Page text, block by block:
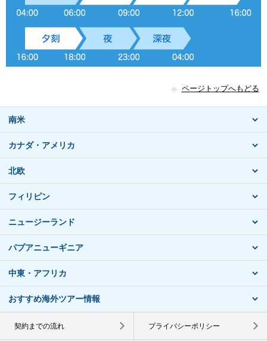
ページトップへもどる
南米
カナダ・アメリカ
北欧
フィリピン
ニュージーランド
パプアニューギニア
中東・アフリカ
おすすめ海外ツアー情報
契約までの流れ プライバシーポリシー